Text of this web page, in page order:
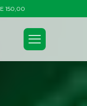
150,00